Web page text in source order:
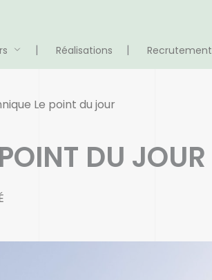
Réalisations Recrutement
Le point du jour
DU JOUR